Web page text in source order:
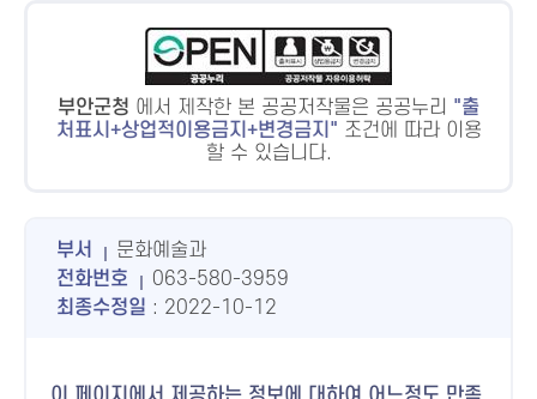
부안군청 에서 제작한 본 공공저작물은 공공누리
출
처표시+상업적이용금지+변경금지
조건에 따라 이용
할 수 있습니다.
부서
문화예술과
전화번호
063-580-3959
최종수정일 : 2022-10-12